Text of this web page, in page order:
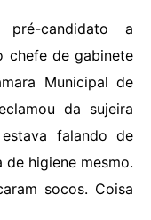
pré-candidato a
chefe de gabinete
Municipal de
da sujeira
falando de
higiene mesmo.
socos. Coisa